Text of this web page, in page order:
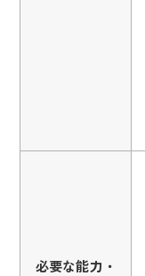
必要な能力・